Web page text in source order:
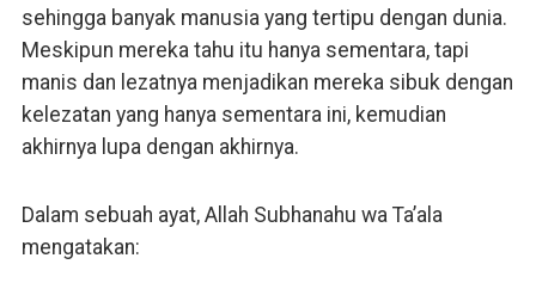
sehingga banyak manusia yang tertipu dengan dunia.
Meskipun mereka tahu itu hanya sementara, tapi
manis dan lezatnya menjadikan mereka sibuk dengan
kelezatan yang hanya sementara ini, kemudian
akhirnya lupa dengan akhirnya.
Dalam sebuah ayat, Allah Subhanahu wa Ta’ala
mengatakan: